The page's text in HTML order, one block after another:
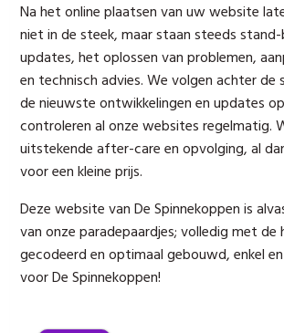
Na het online plaatsen van uw website
niet in de steek, maar staan steeds
updates, het oplossen van problemen,
en technisch advies. We volgen achter de
de nieuwste ontwikkelingen en updates
controleren al onze websites regelmatig.
uitstekende after-care en opvolging, al
voor een kleine prijs.
Deze website van De Spinnekoppen is
van onze paradepaardjes; volledig met de
gecodeerd en optimaal gebouwd, enkel
voor De Spinnekoppen!